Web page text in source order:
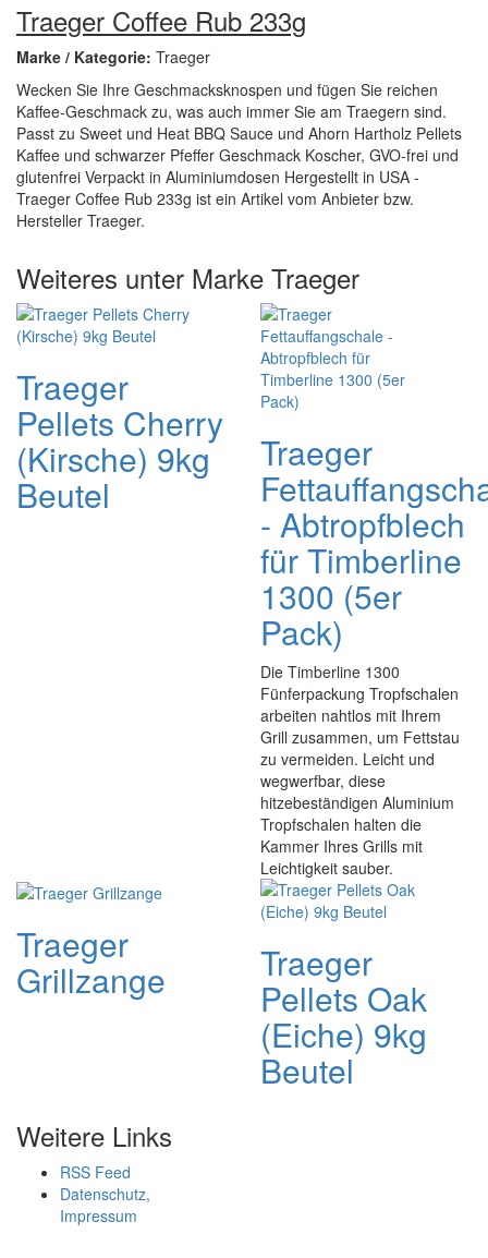
Traeger Coffee Rub 233g
Marke / Kategorie: Traeger
Wecken Sie Ihre Geschmacksknospen und fügen Sie reichen
Kaffee-Geschmack zu, was auch immer Sie am Traegern sind.
Passt zu Sweet und Heat BBQ Sauce und Ahorn Hartholz Pellets
Kaffee und schwarzer Pfeffer Geschmack Koscher, GVO-frei und
glutenfrei Verpackt in Aluminiumdosen Hergestellt in USA -
Traeger Coffee Rub 233g ist ein Artikel vom Anbieter bzw.
Hersteller Traeger.
Weiteres unter Marke Traeger
Traeger
Pellets Cherry
(Kirsche) 9kg
Beutel
Traeger
- Abtropfblech
für Timberline
1300 (5er
Pack)
Die Timberline 1300
Fünferpackung Tropfschalen
arbeiten nahtlos mit Ihrem
Grill zusammen, um Fettstau
zu vermeiden. Leicht und
wegwerfbar, diese
hitzebeständigen Aluminium
Tropfschalen halten die
Kammer Ihres Grills mit
Leichtigkeit sauber.
Traeger
Grillzange Traeger
Pellets Oak
(Eiche) 9kg
Beutel
Weitere Links
RSS Feed
Datenschutz,
Impressum